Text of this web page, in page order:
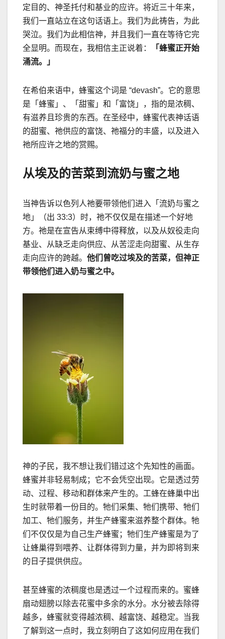
定目的、神圣托付和基业的应许。将近三十年来，
我们一直站立在这句话语上。我们为此祷告，为此
哭泣。我们为此相信神，并且我们一直在等待它完
全显明。而现在，我相信主正说着：
「蜂蜜正开始
涌流。」
在希伯来语中，蜂蜜这个词是 “devash”。它的意思
是「蜂蜜」、「甜蜜」和「富饶」，指的是浓稠、
有滋养且珍贵的东西。在圣经中，蜂蜜代表神话语
的甜蜜、祂供应的富饶、祂福分的丰盛，以及进入
祂所应许之地的赏赐。
从埃及的苦菜到流奶与蜜之地
当神告诉以色列人祂要带领他们进入「流奶与蜜之
地」（出 33:3）时，祂不仅仅是在描述一个好地
方。祂是在宣告从束缚中得释放，以及从奴役走向
基业、从缺乏走向供应、从苦涩走向甜蜜、从生存
走向应许的跨越。 他们曾吃过埃及的苦菜，但神正
带领他们进入奶与蜜之中。
神的子民，我不想让我们错过这个先知性的画面。
蜂蜜并非轻易制成；它不会凭空出现。它是透过劳
动、过程、移动和群体来产生的。工蜂在蜂巢中出
生时就带着一份目的。牠们采集、牠们携带、牠们
加工、牠们服务，并生产蜂蜜来滋养整个群体。牠
们不仅仅是为自己生产蜂蜜；牠们生产蜂蜜是为了
让蜂巢得到喂养、让群体得到力量，并为即将到来
的日子提供供应。
甚至蜂蜜的浓稠度也是透过一个过程而来的。蜜蜂
扇动翅膀以除去花蜜中多余的水分。水分被去除得
越多，蜂蜜就变得越浓稠、越富饶、越稳定。当我
了解到这一点时，我立刻明白了这如何应用在我们